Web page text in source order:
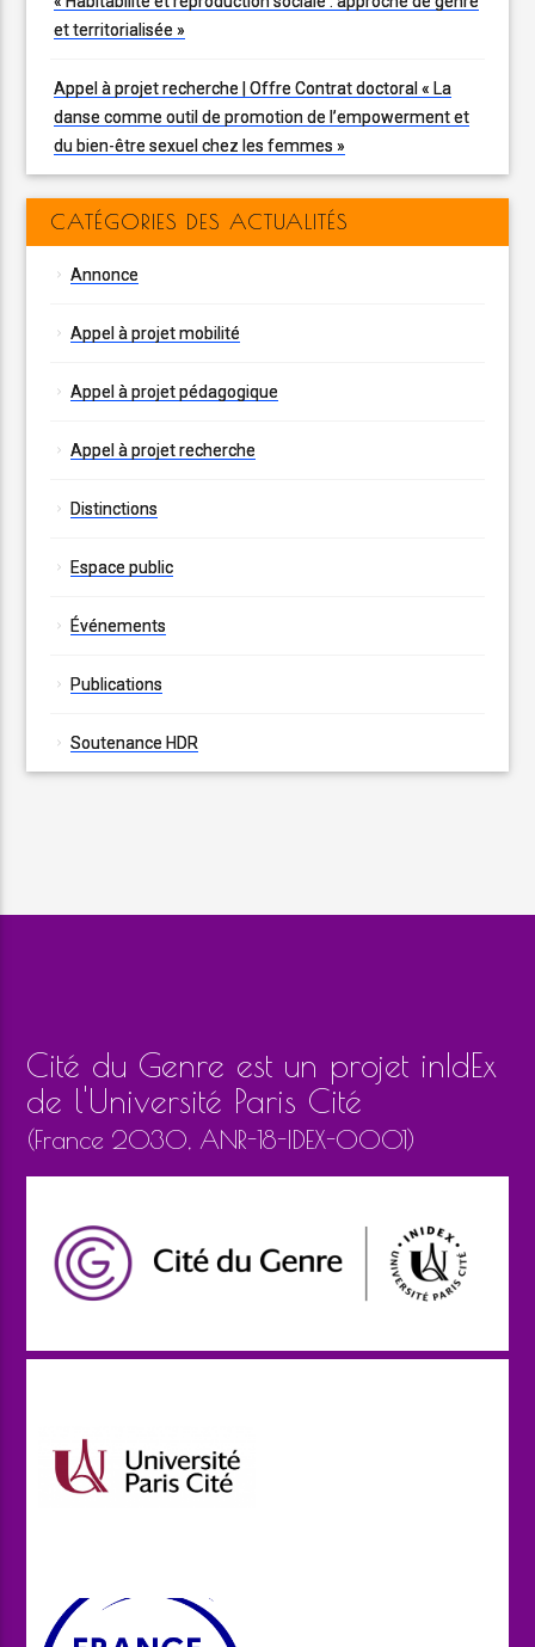
et territorialisée »
Appel à projet recherche | Offre Contrat doctoral « La
danse comme outil de promotion de l’empowerment et
du bien-être sexuel chez les femmes »
CATÉGORIES DES ACTUALITÉS
Annonce
Appel à projet mobilité
Appel à projet pédagogique
Appel à projet recherche
Distinctions
Espace public
Événements
Publications
Soutenance HDR
Cité du Genre est un projet inIdEx
de l'Université Paris Cité
(France 2030, ANR-18-IDEX-0001)